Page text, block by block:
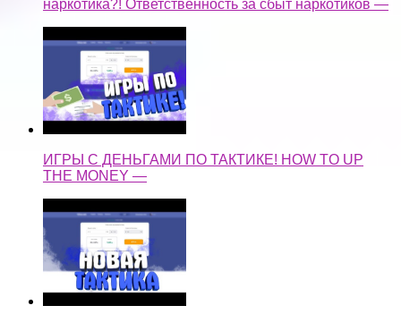
наркотика?! Ответственность за сбыт наркотиков —
ИГРЫ С ДЕНЬГАМИ ПО ТАКТИКЕ! HOW TO UP
THE MONEY —